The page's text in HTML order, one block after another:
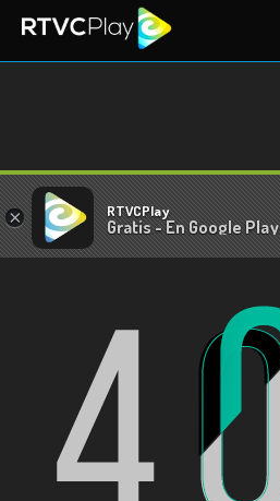
× RTVCPlay
Gratis - En Google Play